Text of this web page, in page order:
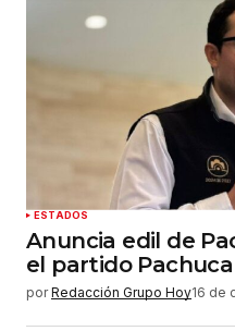
ESTADOS
Anuncia edil de
el partido
por Redacción Grupo Hoy16 de